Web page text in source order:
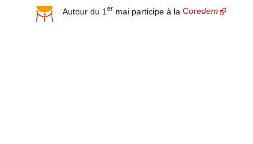
Autour du 1 er mai participe à la Coredem